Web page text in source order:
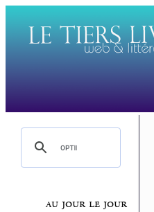
au jour le jour